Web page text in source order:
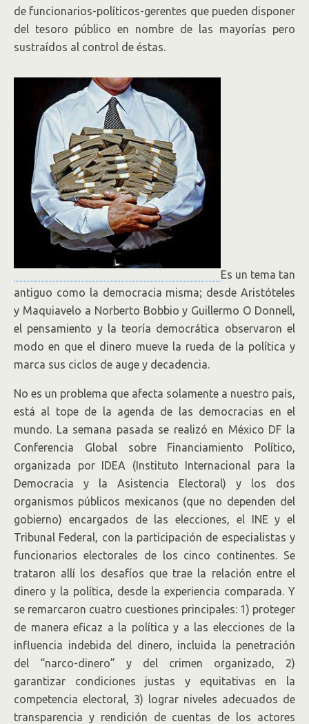
de funcionarios-políticos-gerentes que pueden disponer
del tesoro público en nombre de las mayorías pero
sustraídos al control de éstas.
Es un tema tan
antiguo como la democracia misma; desde Aristóteles
y Maquiavelo a Norberto Bobbio y Guillermo O Donnell,
el pensamiento y la teoría democrática observaron el
modo en que el dinero mueve la rueda de la política y
marca sus ciclos de auge y decadencia.
No es un problema que afecta solamente a nuestro país,
está al tope de la agenda de las democracias en el
mundo. La semana pasada se realizó en México DF la
Conferencia Global sobre Financiamiento Político,
organizada por IDEA (Instituto Internacional para la
Democracia y la Asistencia Electoral) y los dos
organismos públicos mexicanos (que no dependen del
gobierno) encargados de las elecciones, el INE y el
Tribunal Federal, con la participación de especialistas y
funcionarios electorales de los cinco continentes. Se
trataron allí los desafíos que trae la relación entre el
dinero y la política, desde la experiencia comparada. Y
se remarcaron cuatro cuestiones principales: 1) proteger
de manera eficaz a la política y a las elecciones de la
influencia indebida del dinero, incluida la penetración
del “narco-dinero” y del crimen organizado, 2)
garantizar condiciones justas y equitativas en la
competencia electoral, 3) lograr niveles adecuados de
transparencia y rendición de cuentas de los actores